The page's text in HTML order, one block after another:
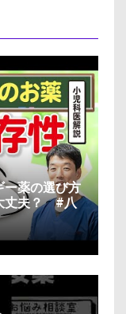
ー薬の選び方
丈夫？ #八